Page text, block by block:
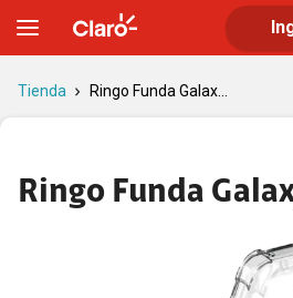
Tienda Ringo Funda Galax...
Ringo Funda
Ringo Funda Galaxy A17 Clear |